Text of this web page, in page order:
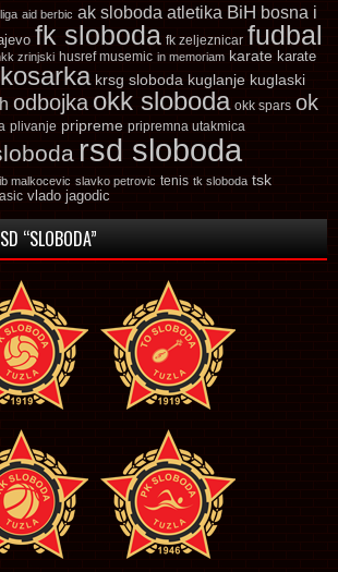
aid berbic ak sloboda atletika BiH bosna i
fk sloboda fk zeljeznicar fudbal
zrinjski husref musemic in memoriam karate karate
kosarka krsg sloboda kuglanje kuglaski
odbojka okk sloboda okk spars ok
plivanje pripreme pripremna utakmica
rsd sloboda
malkocevic slavko petrovic tenis tk sloboda tsk
vlado jagodic
“SLOBODA”